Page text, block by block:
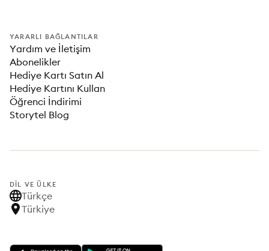
YARARLI BAĞLANTILAR
Yardım ve İletişim
Abonelikler
Hediye Kartı Satın Al
Hediye Kartını Kullan
Öğrenci İndirimi
Storytel Blog
DIL VE ÜLKE
Türkçe
Türkiye